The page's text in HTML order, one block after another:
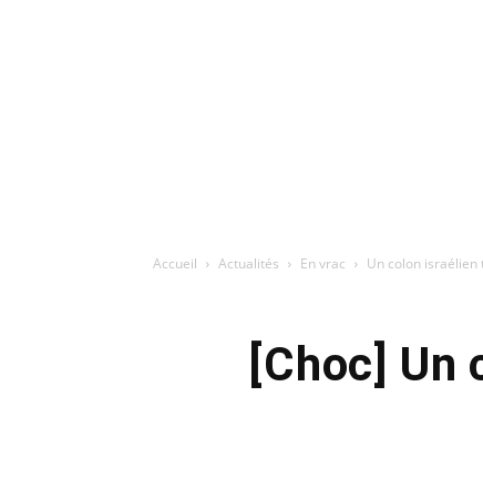
Accueil Actualités En vrac Un colon israélien
[Choc] Un